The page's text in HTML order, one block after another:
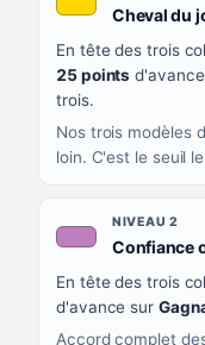
QUAND LA LIGNE
CE QUE CELA VOUS
Cheval du
En tête des trois
25 points
trois.
Nos trois modèles
loin. C'est le seuil
NIVEAU 2
Confiance
En tête des trois
d'avance sur
Accord complet